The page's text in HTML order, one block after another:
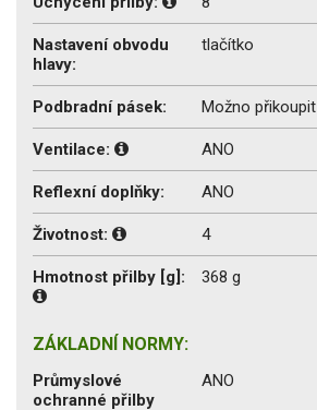
Nastavení obvodu
hlavy:
tlačítko
Podbradní pásek: Možno přikoupit
Ventilace: ANO
Reflexní doplňky: ANO
Životnost: 4
Hmotnost přilby [g]: 368 g
ZÁKLADNÍ NORMY:
Průmyslové
ochranné přilby
ANO